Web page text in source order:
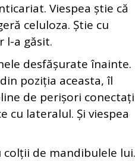
Viespea știe că
celuloza. Știe cu
l-a găsit.
desfășurate înainte.
poziția aceasta, îl
de perișori conectați
cu lateralul. Și viespea
de mandibulele lui.